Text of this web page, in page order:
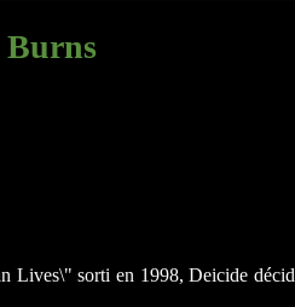
Burns
Lives\" sorti en 1998, Deicide